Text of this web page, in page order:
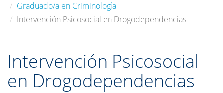
Graduado/a en Criminología
Intervención Psicosocial en Drogodependencias
Intervención Psicosocial
en Drogodependencias